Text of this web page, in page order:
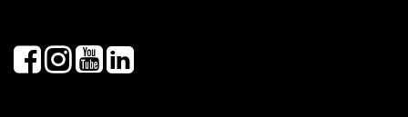
FacebookInstagram
YoutubeLinkedIn